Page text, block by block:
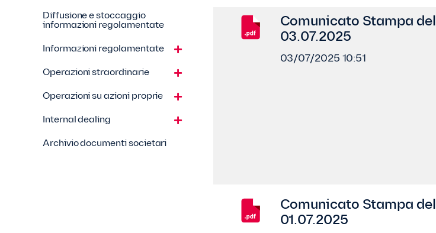
Diffusione e stoccaggio
informazioni regolamentate
Informazioni regolamentate
Operazioni straordinarie
Operazioni su azioni proprie
Internal dealing
Archivio documenti societari
Comunicato Stampa del
03.07.2025
03/07/2025 10:51
Comunicato Stampa del
01.07.2025